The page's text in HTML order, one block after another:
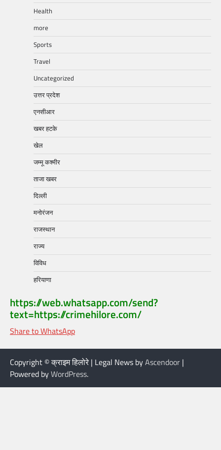
Health
more
Sports
Travel
Uncategorized
उत्तर प्रदेश
एनसीआर
खबर हटके
खेल
जम्मू कश्मीर
ताजा खबर
दिल्ली
मनोरंजन
राजस्थान
राज्य
विविध
हरियाणा
https://web.whatsapp.com/send?
text=https://crimehilore.com/
Share to WhatsApp
Copyright © क्राइम हिलोरे | Legal News byAscendoor |
Powered byWordPress.